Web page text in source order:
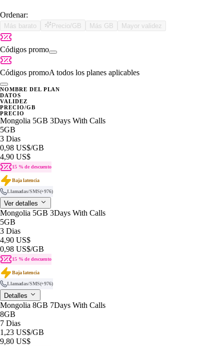
Ordenar:
Más barato Precio/GB Más GB Mayor validez
Códigos promo
Códigos promoA todos los planes aplicables
NOMBRE DEL PLAN
DATOS
VALIDEZ
PRECIO/GB
PRECIO
Mongolia 5GB 3Days With Calls
5GB
3 Dias
0,98 US$/GB
4,90 US$
15 % de descuento
Baja latencia
Llamadas/SMS(+976)
Ver detalles
Mongolia 5GB 3Days With Calls
5GB
3 Dias
4,90 US$
0,98 US$/GB
15 % de descuento
Baja latencia
Llamadas/SMS(+976)
Detalles
Mongolia 8GB 7Days With Calls
8GB
7 Dias
1,23 US$/GB
9,80 US$